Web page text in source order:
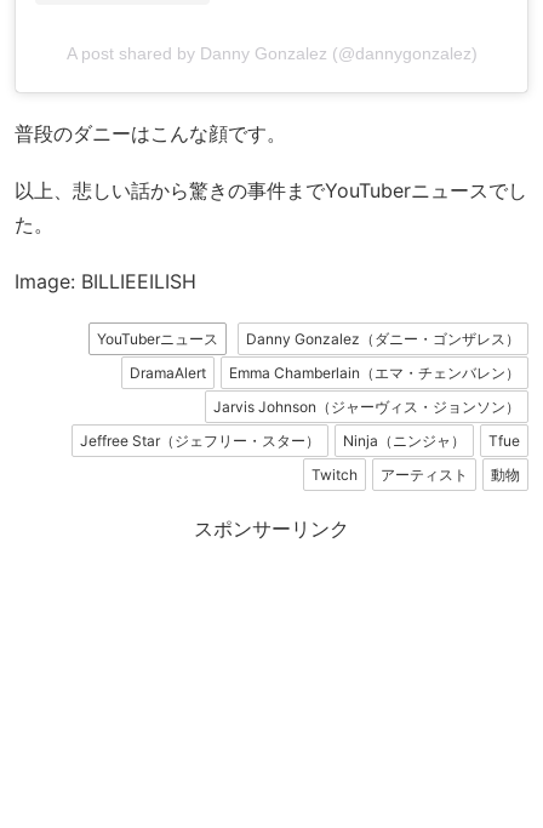
A post shared by Danny Gonzalez (@dannygonzalez)
普段のダニーはこんな顔です。
以上、悲しい話から驚きの事件までYouTuberニュースでし
た。
Image: BILLIEEILISH
YouTuberニュース
Danny Gonzalez（ダニー・ゴンザレス）
DramaAlert
Emma Chamberlain（エマ・チェンバレン）
Jarvis Johnson（ジャーヴィス・ジョンソン）
Jeffree Star（ジェフリー・スター）
Ninja（ニンジャ）
Tfue
Twitch
アーティスト 動物
スポンサーリンク